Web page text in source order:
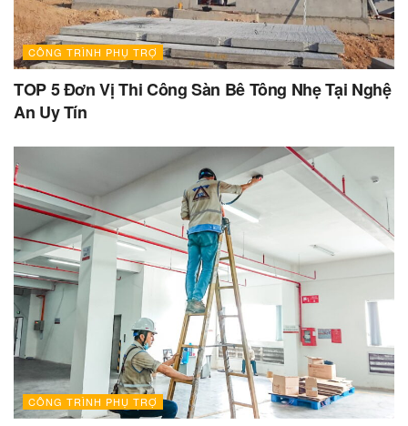
CÔNG TRÌNH PHỤ TRỢ
TOP 5 Đơn Vị Thi Công Sàn Bê Tông Nhẹ Tại Nghệ
An Uy Tín
CÔNG TRÌNH PHỤ TRỢ